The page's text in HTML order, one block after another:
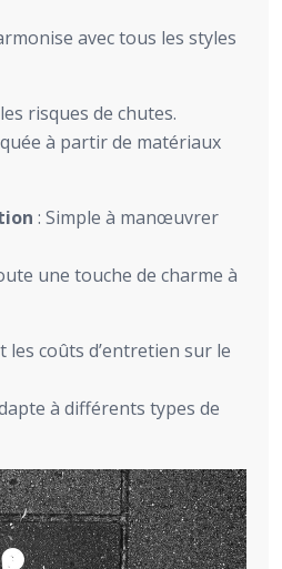
avec tous les styles
risques de chutes.
à partir de matériaux
: Simple à manœuvrer
une touche de charme à
les coûts d’entretien sur le
à différents types de